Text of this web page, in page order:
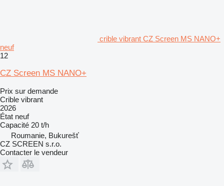
crible vibrant CZ Screen MS NANO+
neuf
12
CZ Screen MS NANO+
Prix sur demande
Crible vibrant
2026
État neuf
Capacité 20 t/h
Roumanie, Bukurešť
CZ SCREEN s.r.o.
Contacter le vendeur